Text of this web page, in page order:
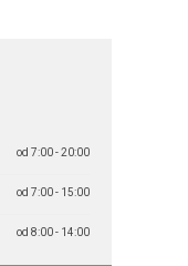
od 7:00 - 20:00
od 7:00 - 15:00
od 8:00 - 14:00